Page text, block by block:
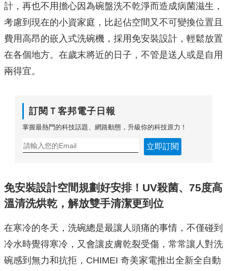
計，再也不用擔心因為碗盤洗不乾淨而造成病菌滋生，
考慮到現在的小資家庭，比起佔空間又不可變換位置且
費用高昂的嵌入式洗碗機，採用免安裝設計，輕鬆放置
在各個地方。在歲末將近的日子，不管是送人或是自用
兩得宜。
訂閱Ｔ客邦電子日報
掌握最熱門的科技話題、網路動態，升級你的科技原力！
立即訂閱
免安裝設計空間規劃好安排！UV殺菌、75度高
溫清洗烘乾，解放雙手清潔更到位
在寒冷的冬天，洗碗總是最讓人頭痛的事情，不僅碰到
冷水時覺得寒冷，又會讓皮膚乾裂受傷，常常讓人對洗
碗感到無力和抗拒，CHIMEI 奇美家電推出全新全自動